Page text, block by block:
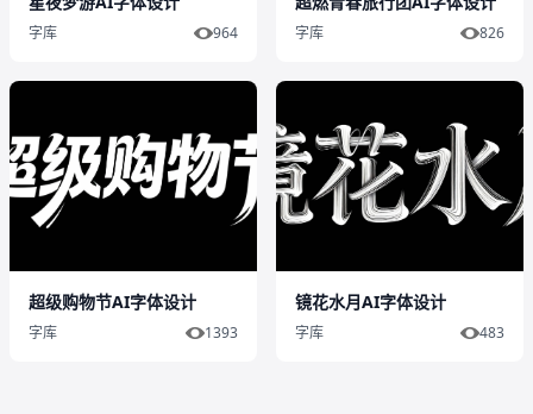
字库 964 字库 826
超级购物节AI字体设计
字库 1393
镜花水月AI字体设计
字库 483